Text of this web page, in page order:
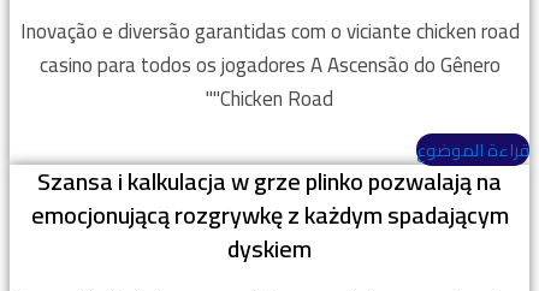
Inovação e diversão garantidas com o viciante chicken road
casino para todos os jogadores A Ascensão do Gênero
"Chicken Road"
قراءة الموضوع
Szansa i kalkulacja w grze plinko pozwalają na
emocjonującą rozgrywkę z każdym spadającym
dyskiem